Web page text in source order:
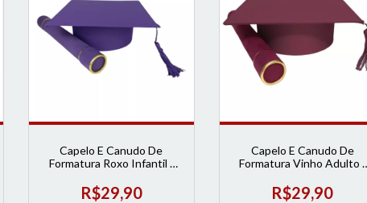
Capelo E Canudo De
Formatura Roxo Infantil |
R$29,90
Capelo E Canudo De
Formatura Vinho Adulto |
R$29,90